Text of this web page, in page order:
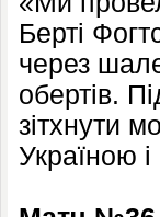
Берті
через
обертів.
зітхнути
Україною